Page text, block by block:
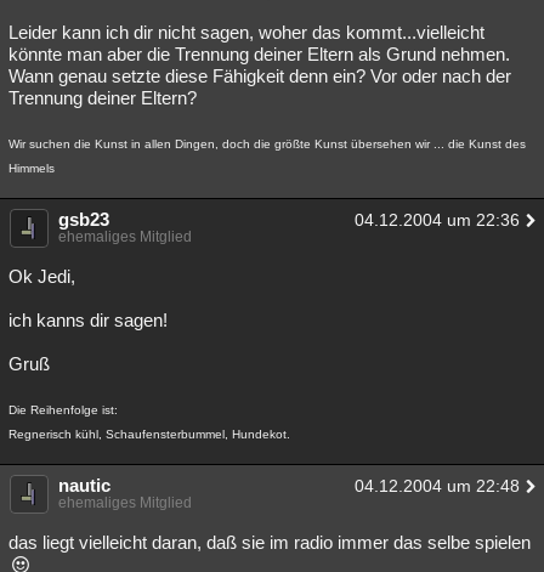
Leider kann ich dir nicht sagen, woher das kommt...vielleicht
könnte man aber die Trennung deiner Eltern als Grund nehmen.
Wann genau setzte diese Fähigkeit denn ein? Vor oder nach der
Trennung deiner Eltern?
Wir suchen die Kunst in allen Dingen, doch die größte Kunst übersehen wir ... die Kunst des
Himmels
gsb23 04.12.2004 um 22:36
ehemaliges Mitglied
Ok Jedi,
ich kanns dir sagen!
Gruß
Die Reihenfolge ist:
Regnerisch kühl, Schaufensterbummel, Hundekot.
nautic 04.12.2004 um 22:48
ehemaliges Mitglied
das liegt vielleicht daran, daß sie im radio immer das selbe spielen